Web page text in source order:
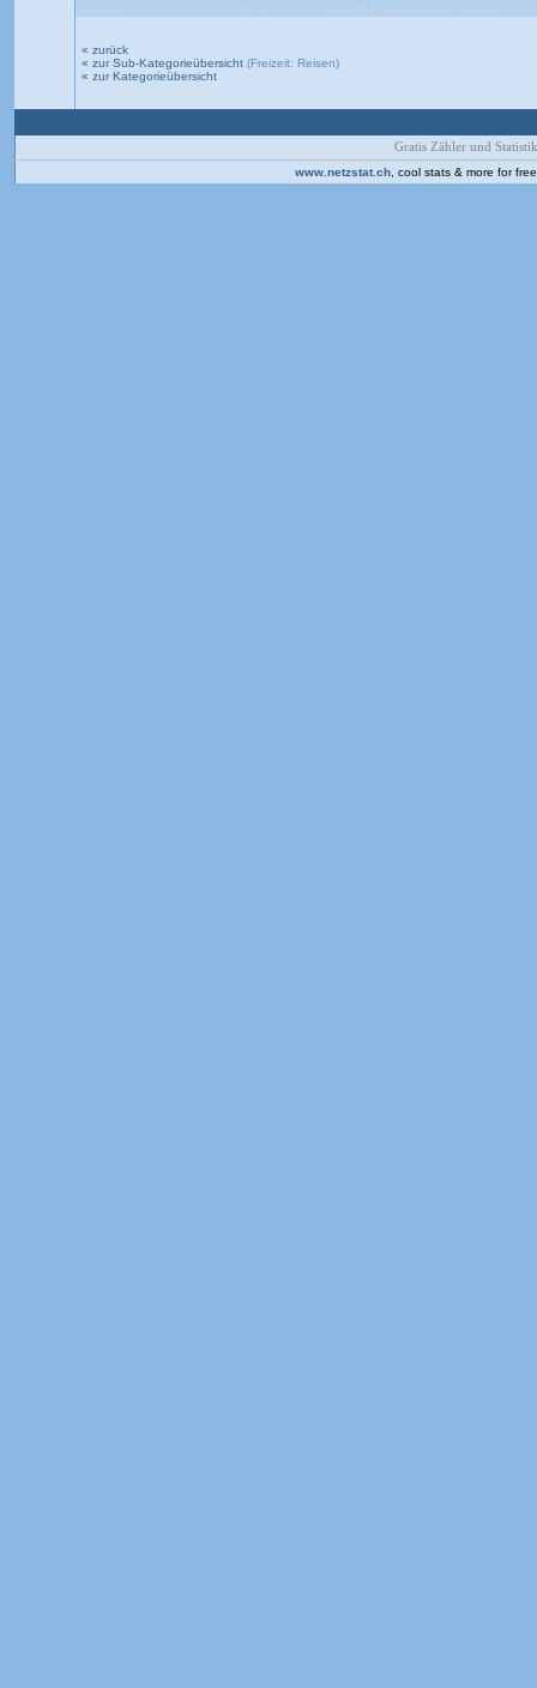
« zurück
« zur Sub-Kategorieübersicht (Freizeit: Reisen)
« zur Kategorieübersicht
Gratis Zähler und
www.netzstat.ch , cool stats & more for